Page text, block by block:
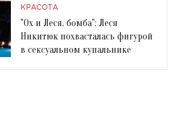
Добрыниным
КРАСОТА
"Ох и Леся, бомба": Леся
Никитюк похвасталась фигурой
в сексуальном купальнике